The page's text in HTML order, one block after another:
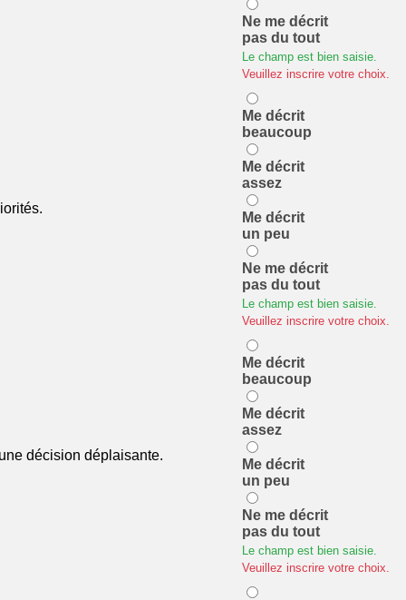
Ne me décrit
pas du tout
Le champ est bien saisie.
Veuillez inscrire votre choix.
Me décrit
beaucoup
Me décrit
assez
Me décrit
un peu
Ne me décrit
pas du tout
Le champ est bien saisie.
Veuillez inscrire votre choix.
décision déplaisante.
Me décrit
beaucoup
Me décrit
assez
Me décrit
un peu
Ne me décrit
pas du tout
Le champ est bien saisie.
Veuillez inscrire votre choix.